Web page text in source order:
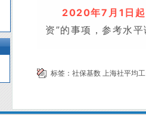
2020年7月1日起
资”的事项，参考水
标签： 社保基数 上海社平均